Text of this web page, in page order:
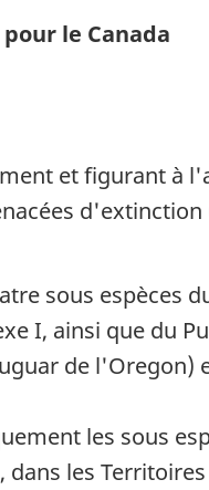
le Canada
et figurant à
sous espèces
I, ainsi que du
de l'Oregon)
les sous
dans les